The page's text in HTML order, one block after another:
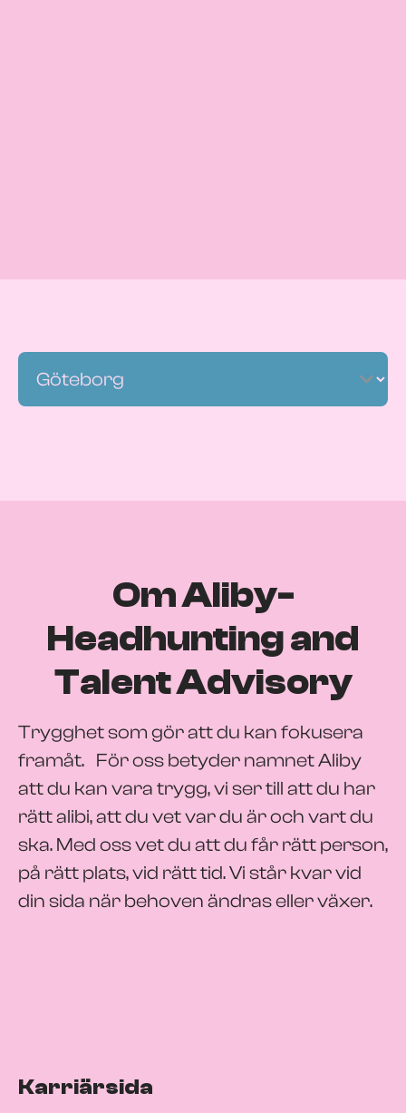
Om Aliby-
Headhunting and
Talent Advisory
Trygghet som gör att du kan fokusera
framåt. För oss betyder namnet Aliby
att du kan vara trygg, vi ser till att du har
rätt alibi, att du vet var du är och vart du
ska. Med oss vet du att du får rätt person,
på rätt plats, vid rätt tid. Vi står kvar vid
din sida när behoven ändras eller växer.
Karriärsida